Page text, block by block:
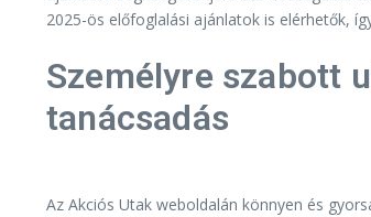
2025-ös előfoglalási ajánlatok is elérhetők,
Személyre szabott
tanácsadás
Az Akciós Utak weboldalán könnyen és